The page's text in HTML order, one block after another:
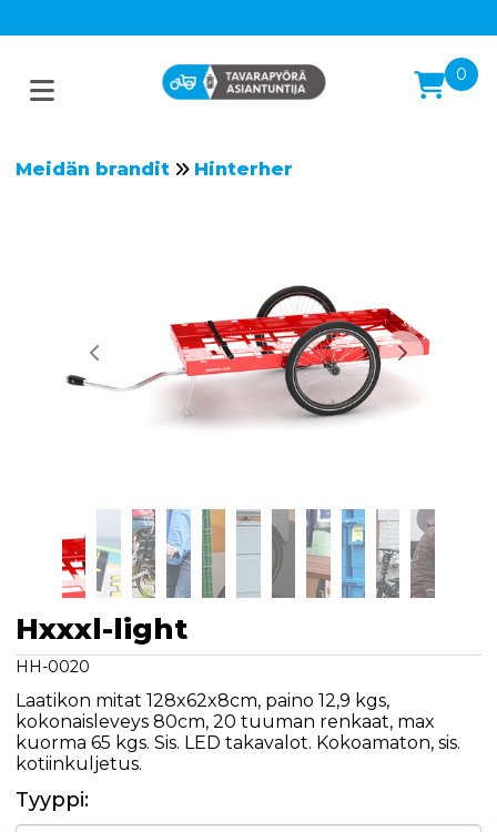
0
Meidän brandit Hinterher
Hxxxl-light
HH-0020
Laatikon mitat 128x62x8cm, paino 12,9 kgs,
kokonaisleveys 80cm, 20 tuuman renkaat, max
kuorma 65 kgs. Sis. LED takavalot. Kokoamaton, sis.
kotiinkuljetus.
Tyyppi: